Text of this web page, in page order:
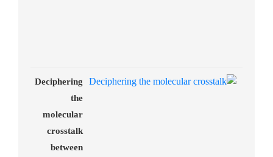
Deciphering
the
molecular
crosstalk
between